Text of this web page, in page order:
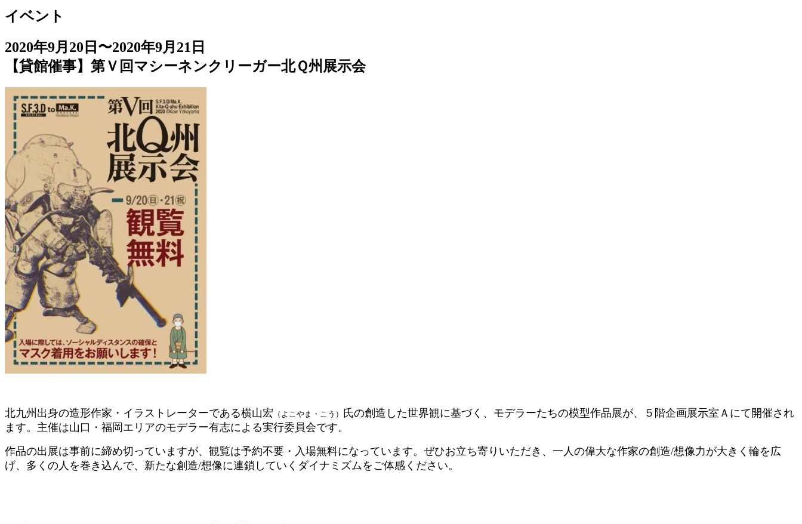
イベント
2020年9月20日〜2020年9月21日
【貸館催事】第Ｖ回マシーネンクリーガー北Ｑ州展示会
北九州出身の造形作家・イラストレーターである横山宏 （よこやま・こう）
氏の創造した世界観に基づく、モデラーたちの模型作品展が、５階企画展示室Ａにて開催され
ます。主催は山口・福岡エリアのモデラー有志による実行委員会です。
作品の出展は事前に締め切っていますが、観覧は予約不要・入場無料になっています。ぜひお立ち寄りいただき、一人の偉大な作家の創造/想像力が大きく輪を広
げ、多くの人を巻き込んで、新たな創造/想像に連鎖していくダイナミズムをご体感ください。